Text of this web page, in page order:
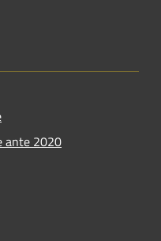
ante 2020